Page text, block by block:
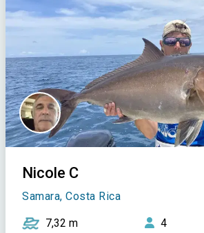
Nicole C
Samara, Costa Rica
7,32 m 4